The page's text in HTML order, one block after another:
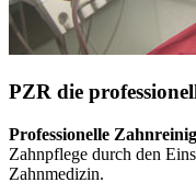
PZR die
Professionelle
Zahnpflege durch den
Zahnmedizin.